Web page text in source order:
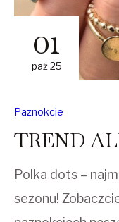
01
paź 25
Paznokcie
TREND
Polka dots –
sezonu!